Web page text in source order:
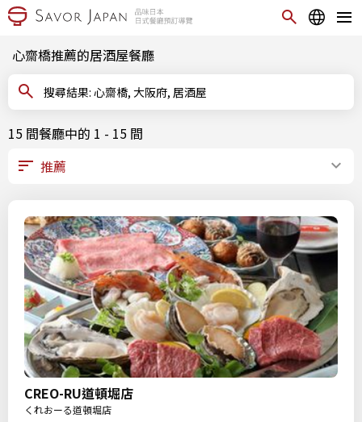
心齋橋推薦的居酒屋餐廳
搜尋結果: 心齋橋, 大阪府, 居酒屋
15 間餐廳中的 1 - 15 間
CREO-RU道頓堀店
くれおーる道頓堀店